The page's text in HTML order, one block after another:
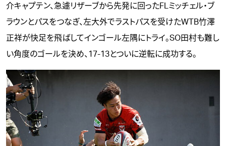
介キャプテン、急遽リザーブから先発に回ったFLミッチェル・ブ
ラウンとパスをつなぎ、左大外でラストパスを受けたWTB竹澤
正祥が快足を飛ばしてインゴール左隅にトライ。SO田村も難し
い角度のゴールを決め、17-13とついに逆転に成功する。